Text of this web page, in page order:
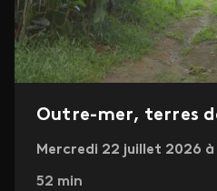
Outre-mer, terres
Mercredi 22 juillet 2026 à
52 min